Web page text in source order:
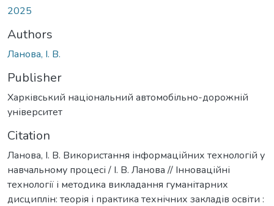
2025
Authors
Ланова, І. В.
Publisher
Харківський національний автомобільно-дорожній
університет
Citation
Ланова, І. В. Використання інформаційних технологій у
навчальному процесі / І. В. Ланова // Інноваційні
технології і методика викладання гуманітарних
дисциплін: теорія і практика технічних закладів освіти :